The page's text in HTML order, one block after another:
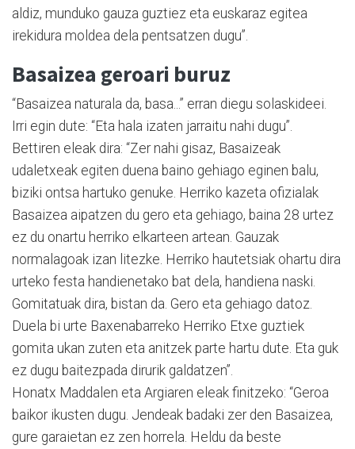
aldiz, munduko gauza guztiez eta euskaraz egitea
irekidura moldea dela pentsatzen dugu”.
Basaizea geroari buruz
“Basaizea naturala da, basa...” erran diegu solaskideei.
Irri egin dute: “Eta hala izaten jarraitu nahi dugu”.
Bettiren eleak dira: “Zer nahi gisaz, Basaizeak
udaletxeak egiten duena baino gehiago eginen balu,
biziki ontsa hartuko genuke. Herriko kazeta ofizialak
Basaizea aipatzen du gero eta gehiago, baina 28 urtez
ez du onartu herriko elkarteen artean. Gauzak
normalagoak izan litezke. Herriko hautetsiak ohartu dira
urteko festa handienetako bat dela, handiena naski.
Gomitatuak dira, bistan da. Gero eta gehiago datoz.
Duela bi urte Baxenabarreko Herriko Etxe guztiek
gomita ukan zuten eta anitzek parte hartu dute. Eta guk
ez dugu baitezpada dirurik galdatzen”.
Honatx Maddalen eta Argiaren eleak finitzeko: “Geroa
baikor ikusten dugu. Jendeak badaki zer den Basaizea,
gure garaietan ez zen horrela. Heldu da beste